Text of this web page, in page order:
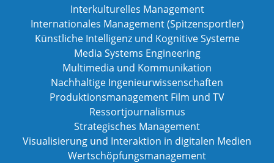
Interkulturelles Management
Internationales Management (Spitzensportler)
Künstliche Intelligenz und Kognitive Systeme
Media Systems Engineering
Multimedia und Kommunikation
Nachhaltige Ingenieurwissenschaften
Produktionsmanagement Film und TV
Ressortjournalismus
Strategisches Management
Visualisierung und Interaktion in digitalen Medien
Wertschöpfungsmanagement